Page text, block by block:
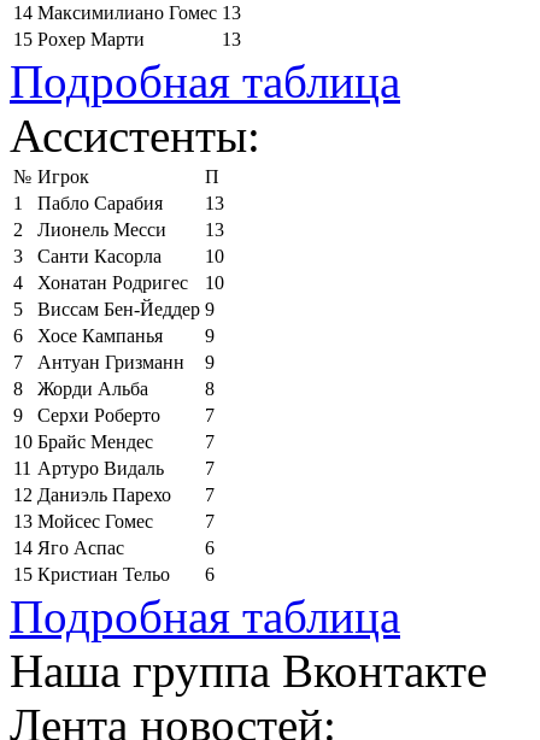
14 Максимилиано Гомес 13
15 Рохер Марти 13
Подробная таблица
Ассистенты:
№ Игрок
П
1
Пабло Сарабия
13
2
Лионель Месси
13
3
Санти Касорла
10
4
Хонатан Родригес
10
5
Виссам Бен-Йеддер 9
6
Хосе Кампанья
9
7
Антуан Гризманн
9
8
Жорди Альба
8
9
Серхи Роберто
7
10 Брайс Мендес
7
11 Артуро Видаль
7
12 Даниэль Парехо
7
13 Мойсес Гомес
7
14 Яго Аспас
6
15 Кристиан Тельо 6
Подробная таблица
Наша группа Вконтакте
Лента новостей: